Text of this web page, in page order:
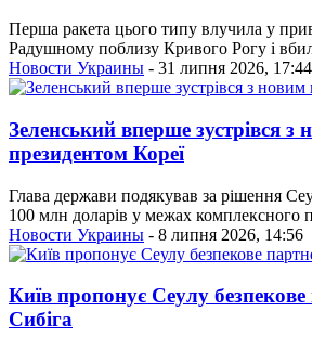
Перша ракета цього типу влучила у
Радушному поблизу Кривого Рогу і
Новости Украины - 31 липня 2026, 17:44
Зеленський вперше зустрівся з
президентом Кореї
Глава держави подякував за рішення
100 млн доларів у межах комплексного
Новости Украины - 8 липня 2026, 14:56
Київ пропонує Сеулу безпекове
Сибіга